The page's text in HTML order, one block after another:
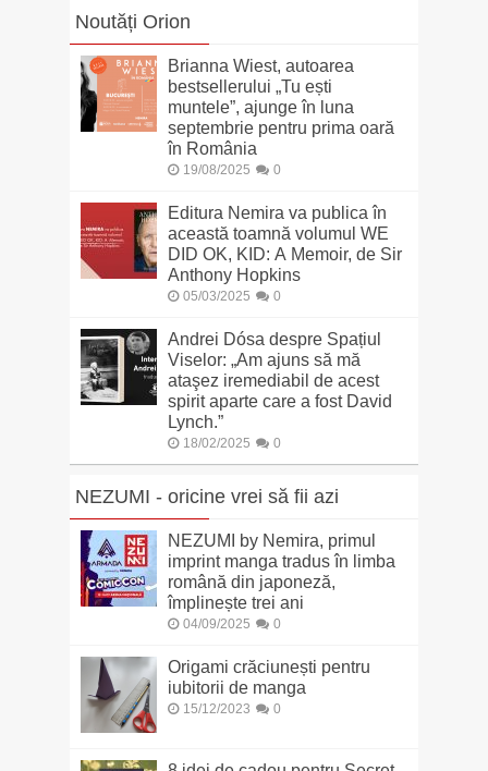
Noutăți Orion
Brianna Wiest, autoarea
bestsellerului „Tu ești
muntele”, ajunge în luna
septembrie pentru prima oară
în România
19/08/2025 0
Editura Nemira va publica în
această toamnă volumul WE
DID OK, KID: A Memoir, de Sir
Anthony Hopkins
05/03/2025 0
Andrei Dósa despre Spațiul
Viselor: „Am ajuns să mă
ataşez iremediabil de acest
spirit aparte care a fost David
Lynch.”
18/02/2025 0
NEZUMI - oricine vrei să fii azi
NEZUMI by Nemira, primul
imprint manga tradus în limba
română din japoneză,
împlinește trei ani
04/09/2025 0
Origami crăciunești pentru
iubitorii de manga
15/12/2023 0